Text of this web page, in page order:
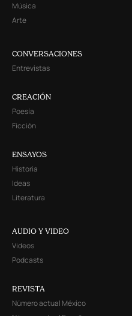
Música
Arte
CONVERSACIONES
Entrevistas
CREACIÓN
Poesía
Ficción
ENSAYOS
Historia
Ideas
Literatura
AUDIO Y VIDEO
Videos
Podcasts
REVISTA
Número actual México